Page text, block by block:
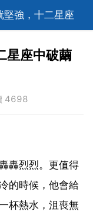
堅強，十二星座
星座中破繭
4698
轟烈烈。更值得
的時候，他會給
杯熱水，沮喪無